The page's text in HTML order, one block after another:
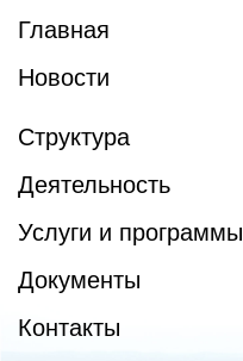
Главная
Новости
Структура
Деятельность
Услуги и программы
Документы
Контакты